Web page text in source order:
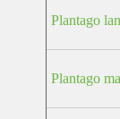
Plantago
Plantago